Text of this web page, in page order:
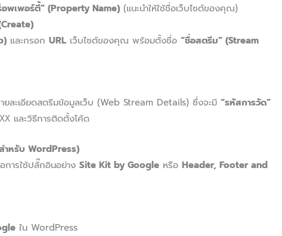
พเพอร์ตี้” (Property Name) (แนะนำให้ใช้ชื่อเว็บไซต์ของคุณ)
และกรอกURL เว็บไซต์ของคุณ พร้อมตั้งชื่อ“ชื่อสตรีม” (Stream
ยละเอียดสตรีมข้อมูลเว็บ (Web Stream Details) ซึ่งจะมี“รหัสการวัด”
และวิธีการติดตั้งโค้ด
หรับ WordPress)
การใช้ปลั๊กอินอย่างSite Kit by Google หรือHeader, Footer and
ใน WordPress